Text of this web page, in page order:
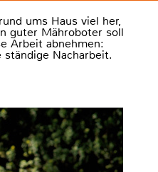
ums Haus viel her,
guter Mähroboter soll
Arbeit abnehmen:
Nacharbeit.